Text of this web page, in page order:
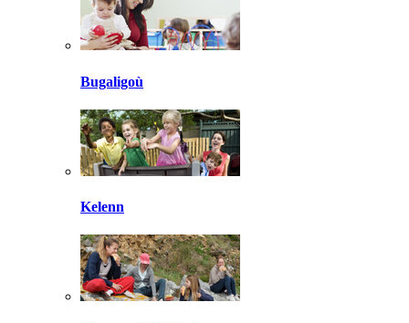
Bugaligoù
Kelenn